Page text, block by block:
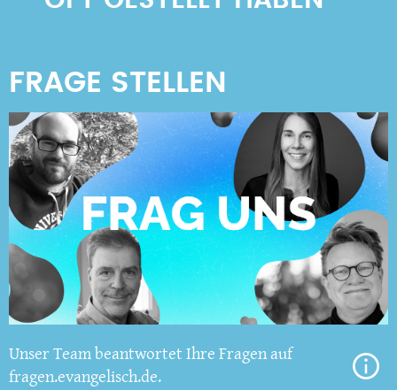
Unser Team beantwortet Ihre Fragen auf
fragen.evangelisch.de.